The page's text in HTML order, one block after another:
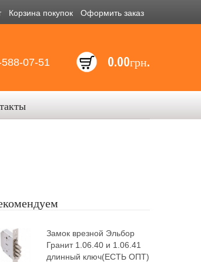
Корзина покупок Оформить заказ
07-51 0.00грн.
Замок врезной Эльбор
Гранит 1.06.40 и 1.06.41
длинный ключ(ЕСТЬ ОПТ)